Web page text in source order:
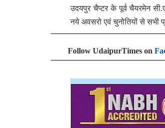
उदयपुर चैप्टर के पूर्व चैयरमेन
नये अवसरो एवं चुनोतियों से सभी
Follow UdaipurTimes on